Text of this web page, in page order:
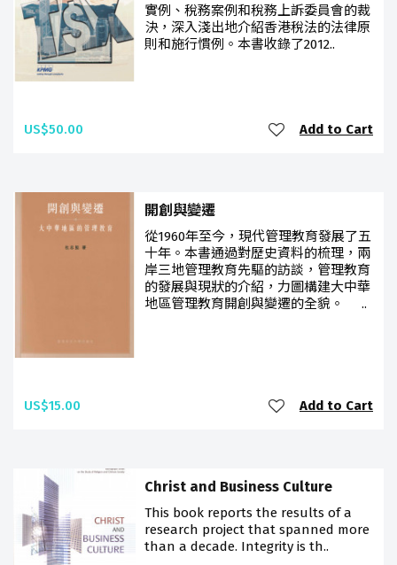
實例、稅務案例和稅務上訴委員會的裁
決，深入淺出地介紹香港稅法的法律原
則和施行慣例。本書收錄了2012..
US$50.00 Add to Cart
開創與變遷
從1960年至今，現代管理教育發展了五
十年。本書通過對歷史資料的梳理，兩
岸三地管理教育先驅的訪談，管理教育
的發展與現狀的介紹，力圖構建大中華
地區管理教育開創與變遷的全貌。 ..
US$15.00 Add to Cart
Christ and Business Culture
This book reports the results of a
research project that spanned more
than a decade. Integrity is th..